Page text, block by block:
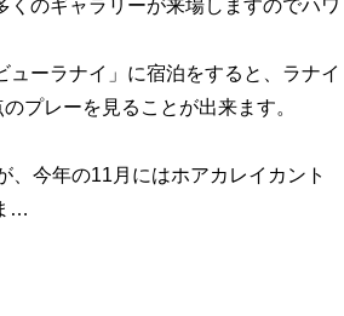
のギャラリーが来場しますのでハワ
ーラナイ」に宿泊をすると、ラナイ
プレーを見ることが出来ます。
今年の11月にはホアカレイカント
…